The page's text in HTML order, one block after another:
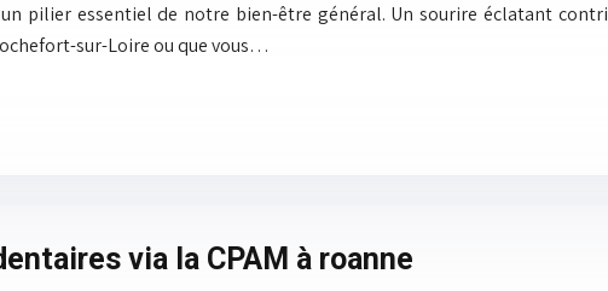
pilier essentiel de notre bien-être général. Un sourire éclatant
sur-Loire ou que vous…
via la CPAM à roanne